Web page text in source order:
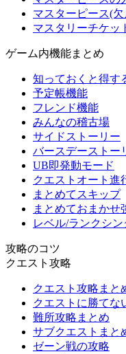
マスターピース(
マスタリーチケッ
ゲーム内機能まとめ
知っておくと得す
予定帳機能
フレンド機能
みんなの稽古場
サイドストーリー
バースデーストー
UB即発動モード
クエストオート進
まとめてスキップ
まとめておまかせ
レベル/ランクシン
攻略のコツ
クエスト攻略
クエスト攻略まと
クエストに勝てな
難所攻略まとめ
サブクエストまと
ゼーン戦の攻略